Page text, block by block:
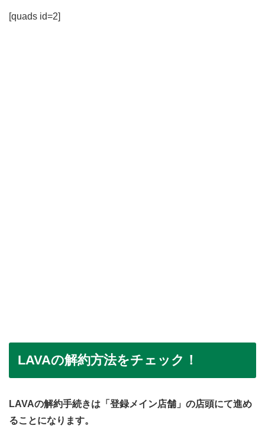
[quads id=2]
LAVAの解約方法をチェック！
LAVAの解約手続きは「登録メイン店舗」の店頭にて進め
ることになります。